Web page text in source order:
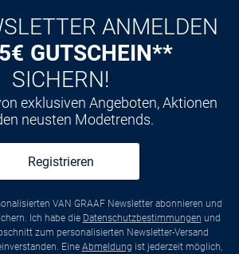
ANMELDEN
5€ GUTSCHEIN**
SICHERN!
exklusiven Angeboten, Aktionen
neusten Modetrends.
Registrieren
VAN GRAAF Newsletter abonnieren und
Ich habe die Datenschutzbestimmungen und
zum personalisierten Newsletter-Versand
Eine Abmeldung ist jederzeit möglich,